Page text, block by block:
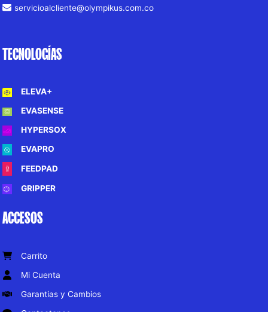
servicioalcliente@olympikus.com.co
TECNOLOGÍAS
ELEVA+
EVASENSE
HYPERSOX
EVAPRO
FEEDPAD
GRIPPER
ACCESOS
Carrito
Mi Cuenta
Garantias y Cambios